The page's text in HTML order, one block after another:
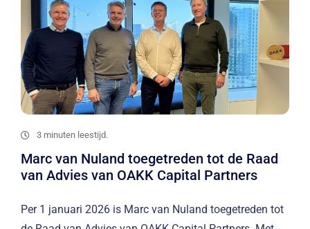
3 minuten leestijd.
Marc van Nuland toegetreden tot de Raad
van Advies van OAKK Capital Partners
Per 1 januari 2026 is Marc van Nuland toegetreden tot